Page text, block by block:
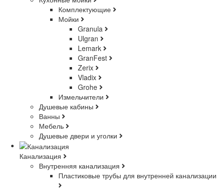
Комплектующие
Мойки
Granula
Ulgran
Lemark
GranFest
Zerix
Vladix
Grohe
Измельчители
Душевые кабины
Ванны
Мебель
Душевые двери и уголки
Канализация
Внутренняя канализация
Пластиковые трубы для внутренней канализации